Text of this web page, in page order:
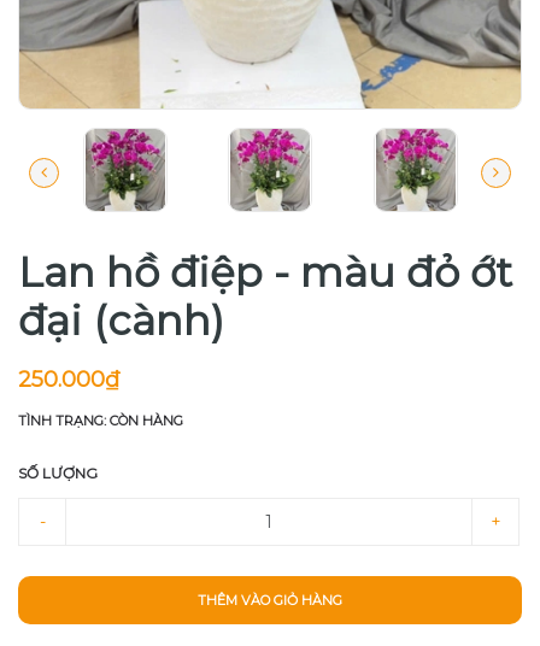
Lan hồ điệp - màu đỏ ớt
đại (cành)
250.000₫
TÌNH TRẠNG: CÒN HÀNG
SỐ LƯỢNG
- +
THÊM VÀO GIỎ HÀNG